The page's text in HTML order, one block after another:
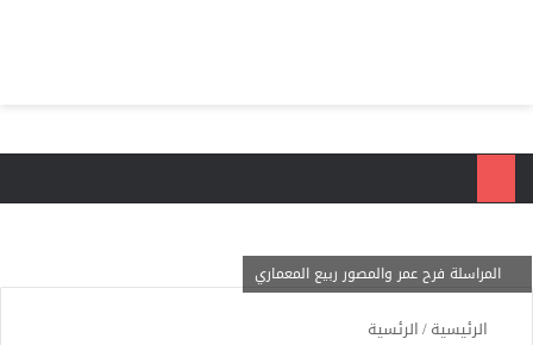
المراسلة فرح عمر والمصور ربيع المعماري
الرئيسية/الرئسية